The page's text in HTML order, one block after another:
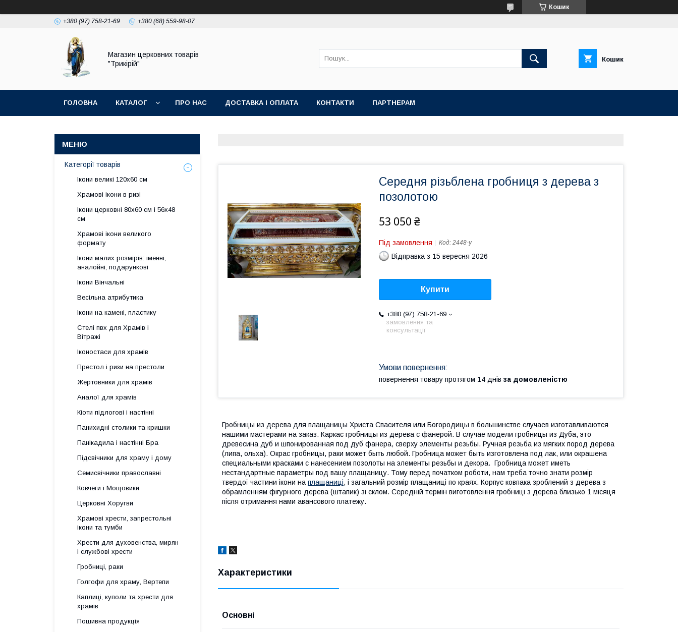
Кошик
+380 (97) 758-21-69 +380 (68) 559-98-07
Магазин церковних товарів
"Трикірій"
Кошик
ГОЛОВНА КАТАЛОГ ПРО НАС ДОСТАВКА І ОПЛАТА КОНТАКТИ ПАРТНЕРАМ
Середня різьблена гробниця з дерева з
позолотою
53 050 ₴
Під замовлення Код: 2448-y
Відправка з 15 вересня 2026
Купити
+380 (97) 758-21-69
замовлення та
консультації
повернення товару протягом 14 днів за домовленістю
Гробницы из дерева для плащаницы Христа Спасителя или Богородицы в большинстве случаев изготавливаются
нашими мастерами на заказ. Каркас гробницы из дерева с фанерой. В случае модели гробницы из Дуба, это
древесина дуб и шпонированная под дуб фанера, сверху элементы резьбы. Ручная резьба из мягких пород дерева
(липа, ольха). Окрас гробницы, раки может быть любой. Гробница может быть изготовлена под лак, или окрашена
специальными красками с нанесением позолоты на элементы резьбы и декора. Гробница может иметь
нестандартные параметры под вашу плащаницу. Тому перед початком роботи, нам треба точно знати розмір
твердої частини ікони на плащаниці, і загальний розмір плащаниці по краях. Корпус ковпака зроблений з дерева з
обрамленням фігурного дерева (штапик) зі склом. Середній термін виготовлення гробниці з дерева близько 1 місяця
після отримання нами авансового платежу.
Характеристики
Основні
Категорії товарів
Ікони великі 120х60 см
Храмові ікони в ризі
Ікони церковні 80х60 см і 56х48
см
Храмові ікони великого
формату
Ікони малих розмірів: іменні,
аналойні, подарункові
Ікони Вінчальні
Весільна атрибутика
Ікони на камені, пластику
Стелі пвх для Храмів і
Вітражі
Іконостаси для храмів
Престол і ризи на престоли
Жертовники для храмів
Аналої для храмів
Кіоти підлогові і настінні
Панихидні столики та кришки
Панікадила і настінні Бра
Підсвічники для храму і дому
Семисвічники православні
Ковчеги і Мощовики
Церковні Хоругви
Храмові хрести, запрестольні
ікони та тумби
Хрести для духовенства, мирян
і службові хрести
Гробниці, раки
Голгофи для храму, Вертепи
Каплиці, куполи та хрести для
храмів
Пошивна продукція